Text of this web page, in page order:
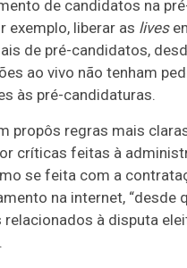
de candidatos na
exemplo, liberar as lives
de pré-candidatos,
ao vivo não tenham
às pré-candidaturas.
propôs regras mais
críticas feitas à
se feita com a
na internet, “desde
à disputa